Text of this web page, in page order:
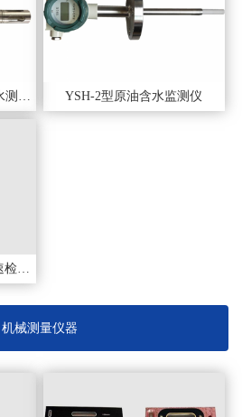
HQBX-3型便携式原 油含水测定仪 YSH-2型原油含水监测仪
YSH-6K型原 油含水率快速检测装置
机械测量仪器